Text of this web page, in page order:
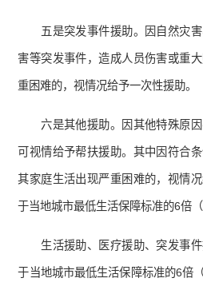
五是突发事件援助。因自然灾
害等突发事件，造成人员伤害或重
重困难的，视情况给予一次性援助。
六是其他援助。因其他特殊原
可视情给予帮扶援助。其中因符合
其家庭生活出现严重困难的，视情
于当地城市最低生活保障标准的6倍（
生活援助、医疗援助、突发事
于当地城市最低生活保障标准的6倍